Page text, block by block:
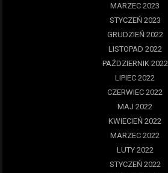
MARZEC 2023
STYCZEŃ 2023
GRUDZIEŃ 2022
LISTOPAD 2022
PAŹDZIERNIK 2022
LIPIEC 2022
CZERWIEC 2022
MAJ 2022
KWIECIEŃ 2022
MARZEC 2022
LUTY 2022
STYCZEŃ 2022